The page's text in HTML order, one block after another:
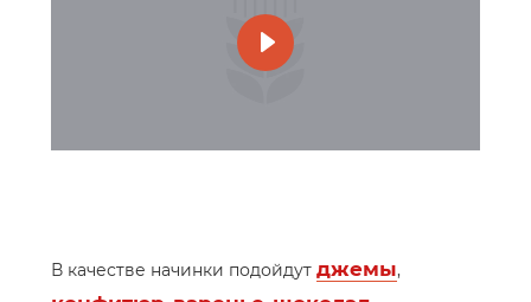
В качестве начинки подойдут джемы,